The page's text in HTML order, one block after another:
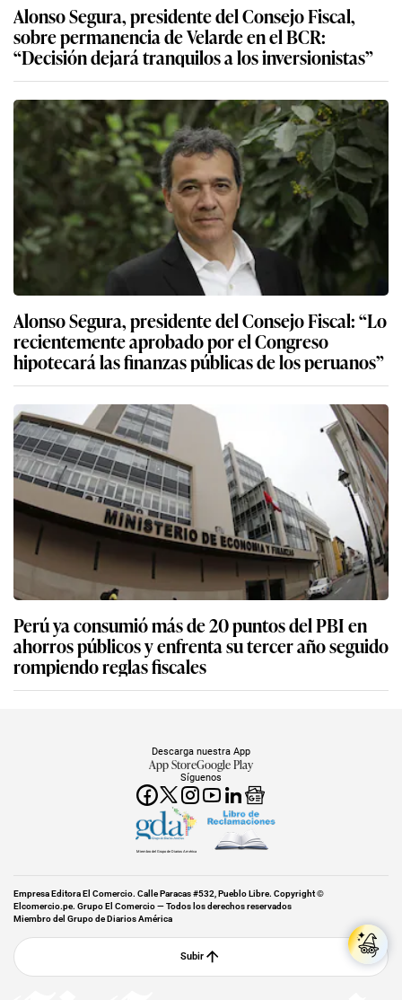
Alonso Segura, presidente del Consejo Fiscal,
sobre permanencia de Velarde en el BCR:
“Decisión dejará tranquilos a los inversionistas”
Alonso Segura, presidente del Consejo Fiscal: “Lo
recientemente aprobado por el Congreso
hipotecará las finanzas públicas de los peruanos”
Perú ya consumió más de 20 puntos del PBI en
ahorros públicos y enfrenta su tercer año seguido
rompiendo reglas fiscales
Síguenos
Descarga nuestra App
App StoreGoogle Play
Miembro del Grupo de Diarios América
Empresa Editora El Comercio. Calle Paracas #532, Pueblo Libre. Copyright ©
Elcomercio.pe. Grupo El Comercio — Todos los derechos reservados
Miembro del Grupo de Diarios América
Subir